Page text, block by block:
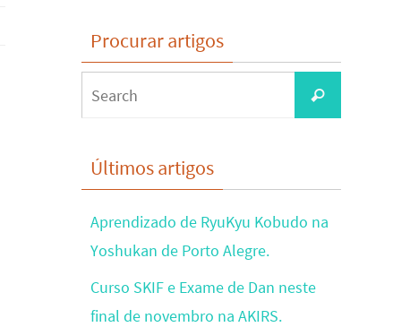
Procurar artigos
for:
Search
Últimos artigos
Aprendizado de RyuKyu Kobudo na
Yoshukan de Porto Alegre.
Curso SKIF e Exame de Dan neste
final de novembro na AKIRS.